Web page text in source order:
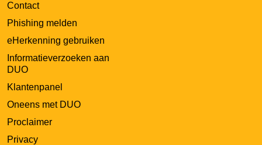
Contact
Phishing melden
eHerkenning gebruiken
Informatieverzoeken aan
DUO
Klantenpanel
Oneens met DUO
Proclaimer
Privacy